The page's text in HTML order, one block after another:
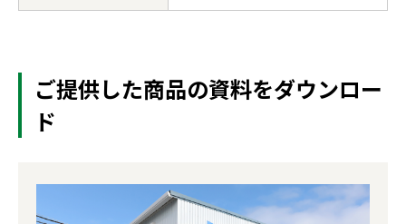
ご提供した商品の資料をダウンロー
ド